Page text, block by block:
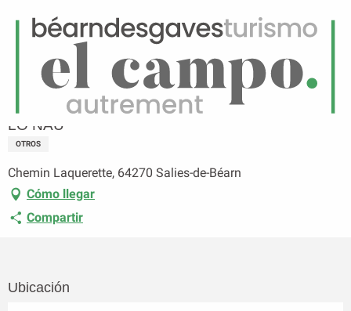
Menú
Página principal LO NAU
LO NAU
OTROS
Chemin Laquerette, 64270 Salies-de-Béarn
Cómo llegar
Compartir
Ubicación